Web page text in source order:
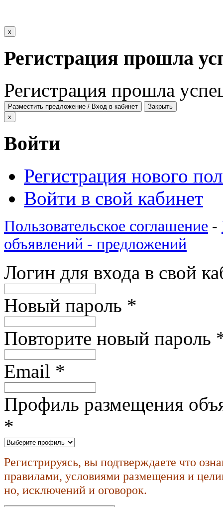
x
Регистрация прошла
Регистрация прошла
Разместить предложение / Вход в кабинет
Закрыть
x
Войти
Регистрация нового
Войти в свой кабинет
Пользовательское соглашение -
объявлений - предложений
Логин для входа в свой
Новый пароль *
Повторите новый пароль
Email *
Профиль размещения
*
Регистрируясь, вы подтверждаете что
правилами, условиями размещения и
но, исключений и оговорок.